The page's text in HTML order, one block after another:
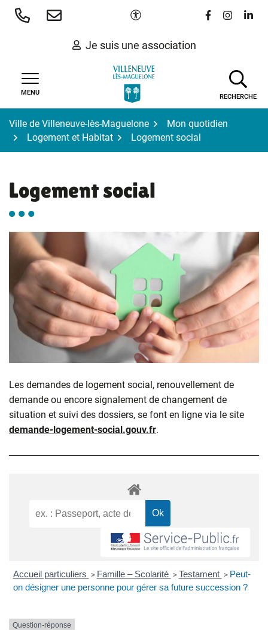
Aller
Paramètres d'accessibilité
Lien vers le
Lien vers
Lien
Je suis une association
MENU
RECHERCHE
Ville de Villeneuve-lès-Maguelone
Mon quotidien
Logement et Habitat
Logement social
Logement social
Les demandes de logement social, renouvellement de
demande ou encore signalement de changement de
situation et suivi des dossiers, se font en ligne via le site
demande-logement-social.gouv.fr.
Accueil particuliers > Famille – Scolarité > Testament > Peut-
on désigner une personne pour gérer sa future succession ?
Question-réponse